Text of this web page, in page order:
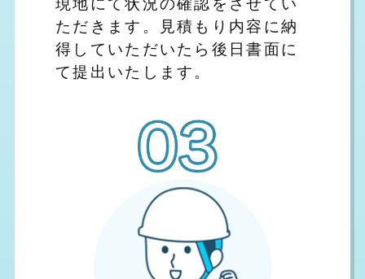
ただきます。見積もり内容に納
得していただいたら後日書面に
て提出いたします。